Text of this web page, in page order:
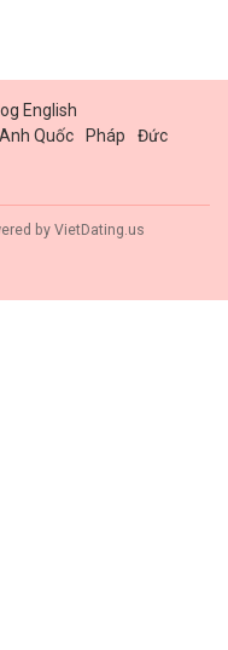
English
Anh Quốc Pháp
Đức
by VietDating.us